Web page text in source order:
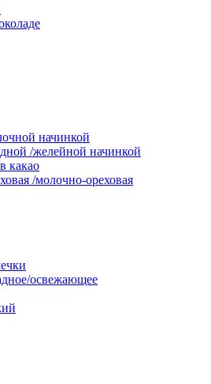
начинкой
/желейной начинкой
какао
/молочно-ореховая
освежающее